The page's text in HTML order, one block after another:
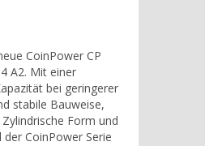
CoinPower CP
A2. Mit einer
bei geringerer
stabile Bauweise,
Form und
CoinPower Serie